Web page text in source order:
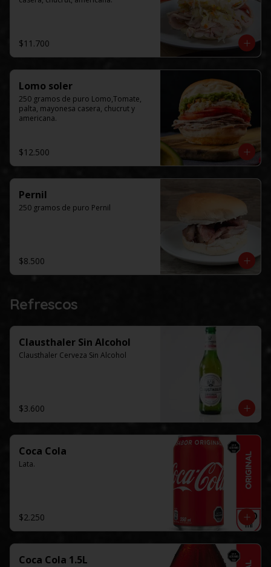
$11.700
Lomo soler
250 gramos de puro Lomo,Tomate,
palta, mayonesa casera, chucrut y
americana.
$12.500
Pernil
250 gramos de puro Pernil
$8.500
Refrescos
Clausthaler Sin Alcohol
Clausthaler Cerveza Sin Alcohol
$3.600
Coca Cola
Lata.
$2.250
Coca Cola 1.5L